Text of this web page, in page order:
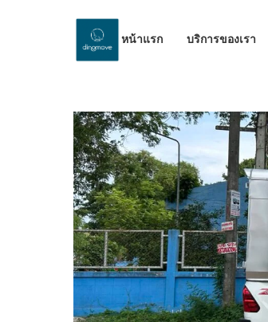
หน้าแรก บริการของเรา